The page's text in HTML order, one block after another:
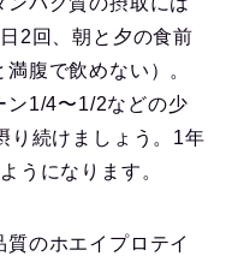
2回、朝と夕の食前
腹で飲めない）。
ン1/4〜1/2などの少
り続けましょう。1年
うになります。
のホエイプロテイ